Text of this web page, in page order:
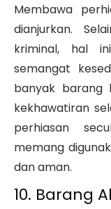
Membawa
dianjurkan.
kriminal, hal
semangat
banyak barang
kekhawatiran
perhiasan
memang
dan aman.
10. Barang